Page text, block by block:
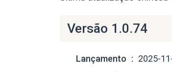
Versão 1.0.74
Lançamento
2025-